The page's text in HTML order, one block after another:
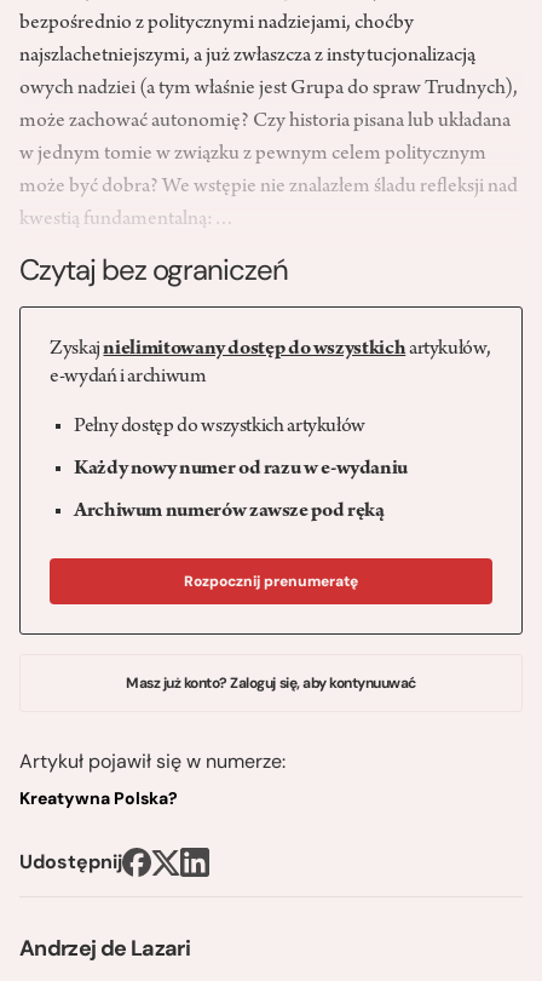
Andrzej de Lazari
bezpośrednio z politycznymi nadziejami, choćby
najszlachetniejszymi, a już zwłaszcza z instytucjonalizacją
owych nadziei (a tym właśnie jest Grupa do spraw Trudnych),
może zachować autonomię? Czy historia pisana lub układana
w jednym tomie w związku z pewnym celem politycznym
może być dobra? We wstępie nie znalazłem śladu refleksji nad
kwestią fundamentalną:…
Czytaj bez ograniczeń
Zyskajnielimitowany dostęp do wszystkichartykułów,
e-wydań i archiwum
Pełny dostęp do wszystkich artykułów
Każdy nowy numer od razu w e-wydaniu
Archiwum numerów zawsze pod ręką
Rozpocznij prenumeratę
Masz już konto? Zaloguj się, aby kontynuuwać
Artykuł pojawił się w numerze:
Kreatywna Polska?
Udostępnij